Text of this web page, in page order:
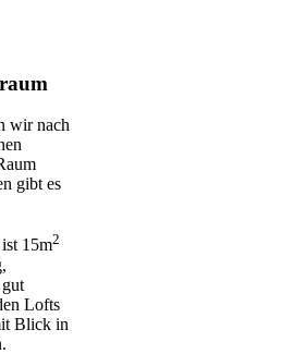
wir nach
gibt es
15m2
Lofts
Blick in